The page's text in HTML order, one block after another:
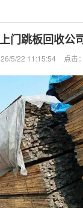
门跳板回收公
5/22 11:15:54 点击：